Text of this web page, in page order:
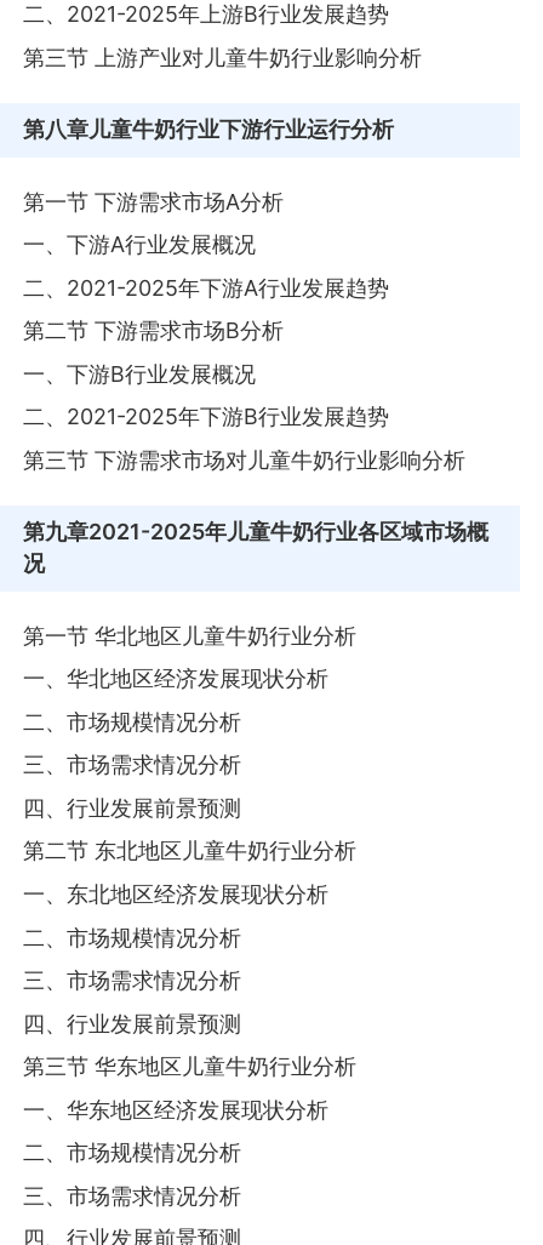
二、2021-2025年上游B行业发展趋势
第三节 上游产业对儿童牛奶行业影响分析
第八章儿童牛奶行业下游行业运行分析
第一节 下游需求市场A分析
一、下游A行业发展概况
二、2021-2025年下游A行业发展趋势
第二节 下游需求市场B分析
一、下游B行业发展概况
二、2021-2025年下游B行业发展趋势
第三节 下游需求市场对儿童牛奶行业影响分析
第九章2021-2025年儿童牛奶行业各区域市场概
况
第一节 华北地区儿童牛奶行业分析
一、华北地区经济发展现状分析
二、市场规模情况分析
三、市场需求情况分析
四、行业发展前景预测
第二节 东北地区儿童牛奶行业分析
一、东北地区经济发展现状分析
二、市场规模情况分析
三、市场需求情况分析
四、行业发展前景预测
第三节 华东地区儿童牛奶行业分析
一、华东地区经济发展现状分析
二、市场规模情况分析
三、市场需求情况分析
四、行业发展前景预测